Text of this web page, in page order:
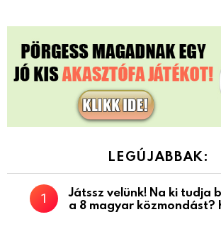
LEGÚJABBAK:
Játssz velünk! Na ki tudja
a 8 magyar közmondást?